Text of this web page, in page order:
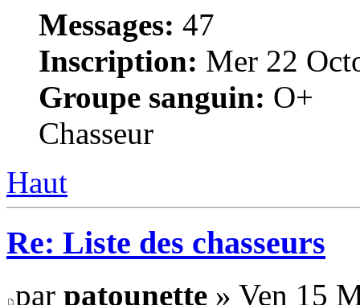
Messages: 47
Inscription: Mer 22
Groupe sanguin: O+
Chasseur
Haut
Re: Liste des chasseurs
par patounette » Ven 15